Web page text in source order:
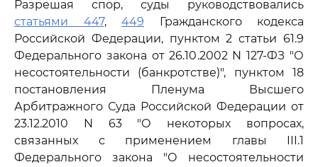
Разрешая спор, суды руководствовались
статьями 447, 449 Гражданского кодекса
Российской Федерации, пунктом 2 статьи 61.9
Федерального закона от 26.10.2002 N 127-ФЗ "О
несостоятельности (банкротстве)", пунктом 18
постановления Пленума Высшего
Арбитражного Суда Российской Федерации от
23.12.2010 N 63 "О некоторых вопросах,
связанных с применением главы III.1
Федерального закона "О несостоятельности